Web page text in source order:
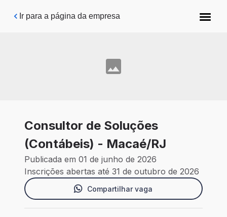
Pular para o conteúdo principal
Ir para a página da empresa
Consultor de Soluções
(Contábeis) - Macaé/RJ
Publicada em 01 de junho de 2026
Inscrições abertas até 31 de outubro de 2026
Compartilhar vaga